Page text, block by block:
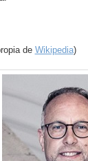
de Wikipedia)